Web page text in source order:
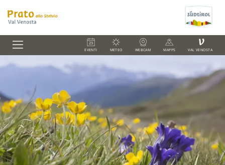
EVENTI METEO WEBCAM MAPPS
V
VAL VENOSTA